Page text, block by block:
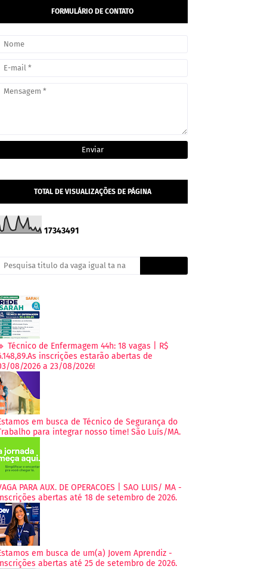
FORMULÁRIO DE CONTATO
TOTAL DE VISUALIZAÇÕES DE PÁGINA
17343491
Técnico de Enfermagem 44h: 18 vagas | R$
inscrições estarão abertas de
08/2026 a 23/08/2026!
em busca de Técnico de Segurança do
para integrar nosso time! São Luís/MA.
PARA AUX. DE OPERACOES | SAO LUIS/ MA -
abertas até 18 de setembro de 2026.
em busca de um(a) Jovem Aprendiz -
abertas até 25 de setembro de 2026.